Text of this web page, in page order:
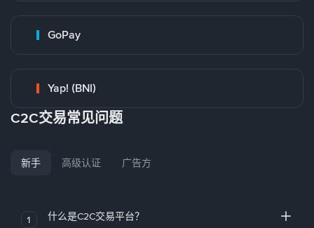
GoPay
Yap! (BNI)
C2C交易常见问题
新手 高级认证 广告方
1 什么是C2C交易平台？